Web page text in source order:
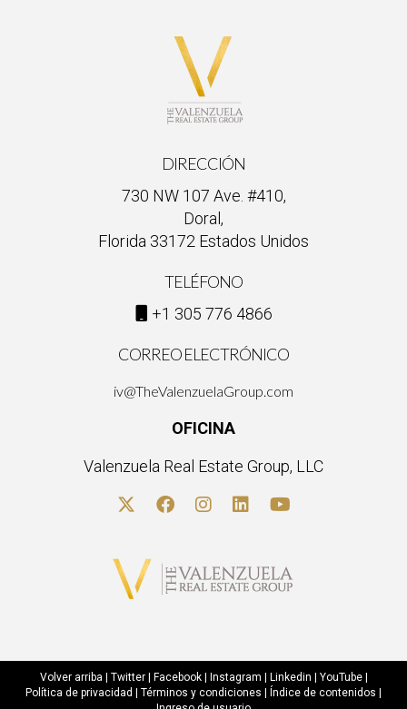
DIRECCIÓN
730 NW 107 Ave. #410,
Doral,
Florida 33172 Estados Unidos
TELÉFONO
+1 305 776 4866
CORREO ELECTRÓNICO
iv@TheValenzuelaGroup.com
OFICINA
Valenzuela Real Estate Group, LLC
Volver arriba Twitter| Facebook| Instagram Linkedin YouTube|
Política de privacidad
Términos y condiciones Índice de contenidos